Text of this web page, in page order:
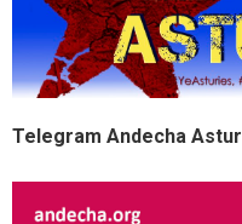
Telegram Andecha Astur